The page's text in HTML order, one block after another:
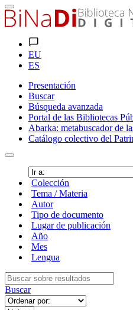
EU
ES
Presentación
Buscar
Búsqueda avanzada
Portal de las Bibliotecas
Abarka: metabuscador de
Catálogo colectivo del
Colección
Tema / Materia
Autor
Tipo de documento
Lugar de publicación
Año
Mes
Lengua
Buscar